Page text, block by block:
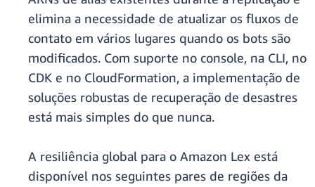
elimina a necessidade de atualizar os fluxos de
contato em vários lugares quando os bots são
modificados. Com suporte no console, na CLI, no
CDK e no CloudFormation, a implementação de
soluções robustas de recuperação de desastres
está mais simples do que nunca.
A resiliência global para o Amazon Lex está
disponível nos seguintes pares de regiões da